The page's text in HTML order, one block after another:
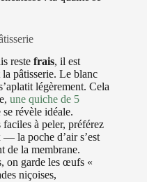
reste frais, il est
pâtisserie. Le blanc
légèrement. Cela
une quiche de 5
révèle idéale.
à peler, préférez
— la poche d’air s’est
de la membrane.
on garde les œufs «
niçoises,